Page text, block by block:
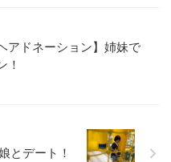
アドネーション】姉妹で
！
とデート！